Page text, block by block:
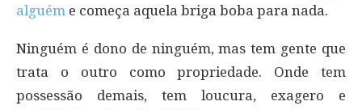
alguém e começa aquela briga boba para nada.
Ninguém é dono de ninguém, mas tem gente que
trata o outro como propriedade. Onde tem
possessão demais, tem loucura, exagero e